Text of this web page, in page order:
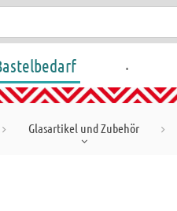
.
Glasartikel und Zubehör